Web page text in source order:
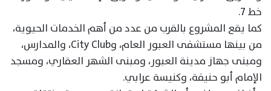
خط 7.
كما يقع المشروع بالقرب من عدد من أهم الخدمات الحيوية،
من بينها مستشفى العبور العام، وCity Club، والمدارس،
ومبنى جهاز مدينة العبور، ومبنى الشهر العقاري، ومسجد
الإمام أبو حنيفة، وكنيسة عرابي.